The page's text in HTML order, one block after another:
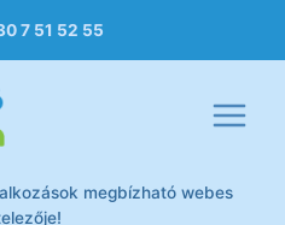
7 51 52 55
megbízható webes